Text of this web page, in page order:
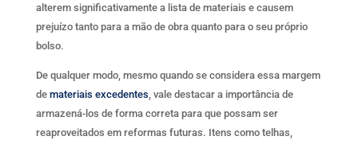
alterem significativamente a lista de materiais e causem
prejuízo tanto para a mão de obra quanto para o seu próprio
bolso.
De qualquer modo, mesmo quando se considera essa margem
de materiais excedentes , vale destacar a importância de
armazená-los de forma correta para que possam ser
reaproveitados em reformas futuras. Itens como telhas,